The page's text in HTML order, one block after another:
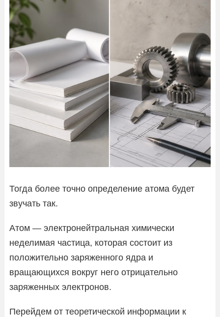
Тогда более точно определение атома будет
звучать так.
Атом — электронейтральная химически
неделимая частица, которая состоит из
положительно заряженного ядра и
вращающихся вокруг него отрицательно
заряженных электронов.
Перейдем от теоретической информации к